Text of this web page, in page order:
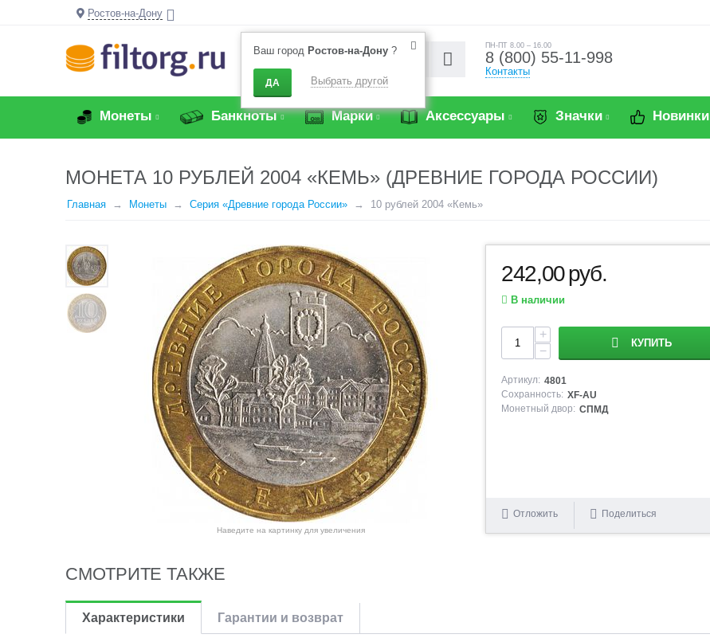
Ростов-на-Дону
Ваш город Ростов-на-Дону ?
ДА Выбрать другой
ПН-ПТ 8.00 – 16.00
8 (800) 55-11-998
Контакты
Монеты Банкноты Марки Аксессуары Значки Новинки
МОНЕТА 10 РУБЛЕЙ 2004 «КЕМЬ» (ДРЕВНИЕ ГОРОДА РОССИИ)
Главная Монеты Серия «Древние города России» 10 рублей 2004 «Кемь»
Наведите на картинку для увеличения
242,00руб.
В наличии
+
−
КУПИТЬ
Артикул: 4801
Сохранность: XF-AU
Монетный двор: СПМД
Отложить Поделиться
СМОТРИТЕ ТАКЖЕ
Характеристики Гарантии и возврат